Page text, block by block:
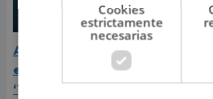
Aria Vega conquista con
el lanzamiento de
‘Tototo (+4)’
Cookies
estrictamente
necesarias